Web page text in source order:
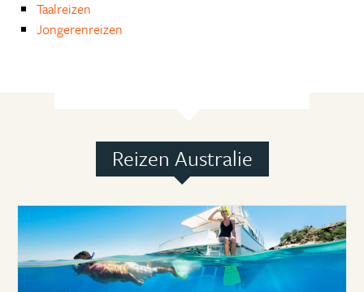
Taalreizen
Jongerenreizen
Reizen Australie